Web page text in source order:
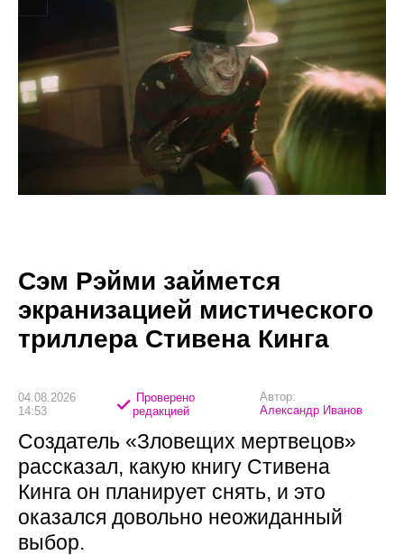
Сэм Рэйми займется
экранизацией мистического
триллера Стивена Кинга
04.08.2026
14:53
Проверено
редакцией
Автор:
Александр Иванов
Создатель «Зловещих мертвецов»
рассказал, какую книгу Стивена
Кинга он планирует снять, и это
оказался довольно неожиданный
выбор.